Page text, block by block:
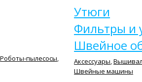
Роботы-пылесосы,
Утюги
Фильтры и
Швейное
Аксессуары,
Швейные машины